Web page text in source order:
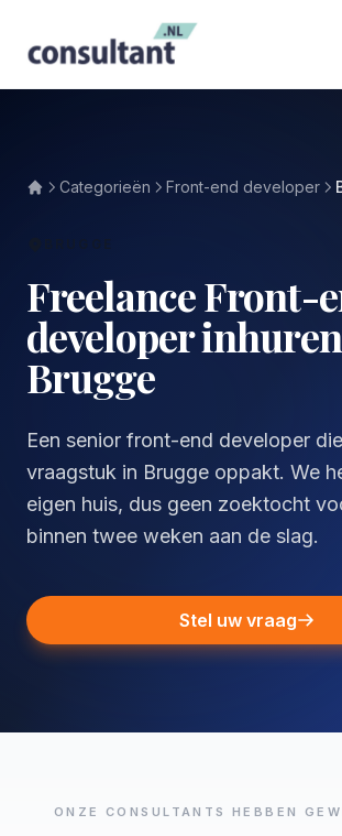
Categorieën Front-end developer
Freelance Front-
developer
Brugge
Een senior front-end developer
vraagstuk in Brugge oppakt. We
eigen huis, dus geen zoektocht
binnen twee weken aan de slag.
Stel uw vraag
ONZE CONSULTANTS HEBBEN